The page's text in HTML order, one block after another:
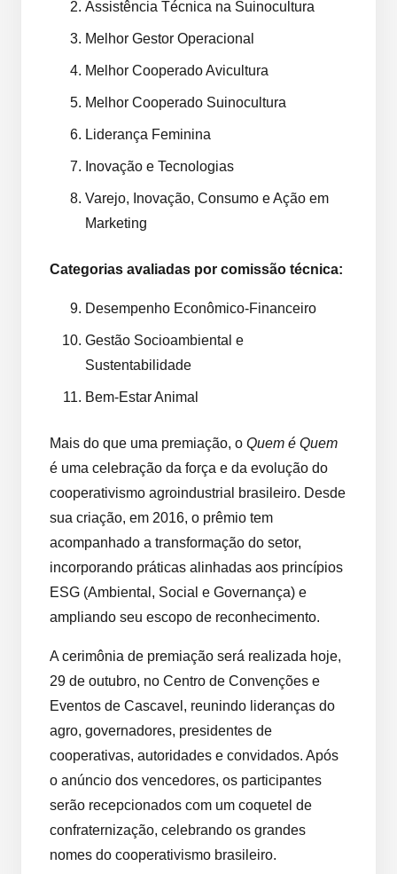
Assistência Técnica na Suinocultura
Melhor Gestor Operacional
Melhor Cooperado Avicultura
Melhor Cooperado Suinocultura
Liderança Feminina
Inovação e Tecnologias
Varejo, Inovação, Consumo e Ação em
Marketing
Categorias avaliadas por comissão técnica:
Desempenho Econômico-Financeiro
Gestão Socioambiental e
Sustentabilidade
Bem-Estar Animal
Mais do que uma premiação, o Quem é Quem
é uma celebração da força e da evolução do
cooperativismo agroindustrial brasileiro. Desde
sua criação, em 2016, o prêmio tem
acompanhado a transformação do setor,
incorporando práticas alinhadas aos princípios
ESG (Ambiental, Social e Governança) e
ampliando seu escopo de reconhecimento.
A cerimônia de premiação será realizada hoje,
29 de outubro, no Centro de Convenções e
Eventos de Cascavel, reunindo lideranças do
agro, governadores, presidentes de
cooperativas, autoridades e convidados. Após
o anúncio dos vencedores, os participantes
serão recepcionados com um coquetel de
confraternização, celebrando os grandes
nomes do cooperativismo brasileiro.